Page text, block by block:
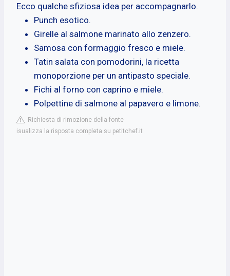
Ecco qualche sfiziosa idea per accompagnarlo.
Punch esotico.
Girelle al salmone marinato allo zenzero.
Samosa con formaggio fresco e miele.
Tatin salata con pomodorini, la ricetta
monoporzione per un antipasto speciale.
Fichi al forno con caprino e miele.
Polpettine di salmone al papavero e limone.
Richiesta di rimozione della fonte
isualizza la risposta completa su petitchef.it